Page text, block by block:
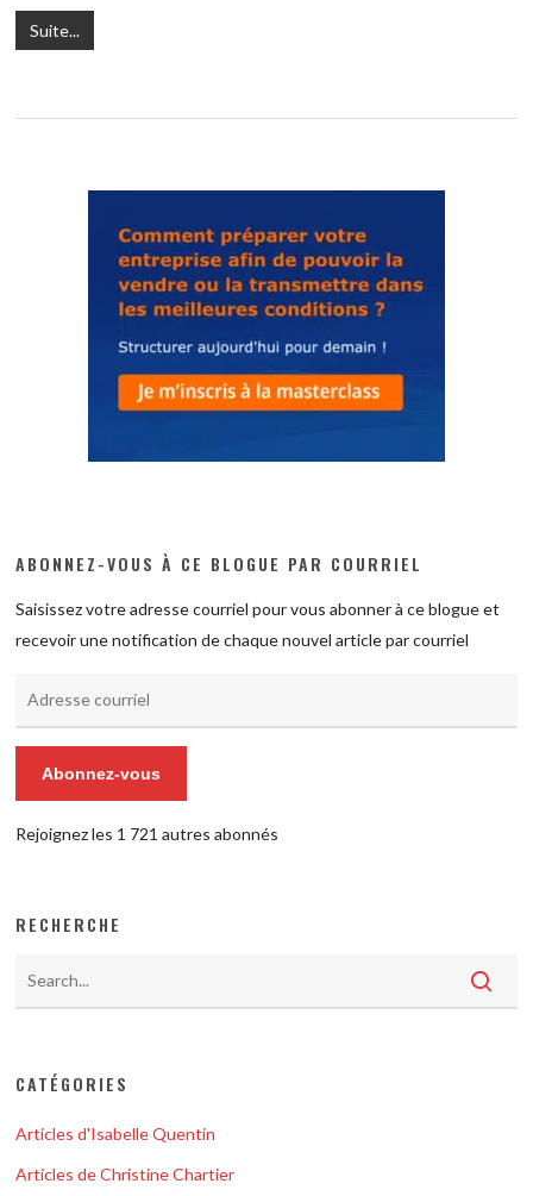
Suite...
ABONNEZ-VOUS À CE BLOGUE PAR COURRIEL
Saisissez votre adresse courriel pour vous abonner à ce blogue et
recevoir une notification de chaque nouvel article par courriel
Abonnez-vous
Rejoignez les 1 721 autres abonnés
RECHERCHE
CATÉGORIES
Articles d'Isabelle Quentin
Articles de Christine Chartier